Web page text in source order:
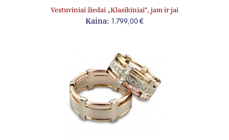
Vestuviniai žiedai „Klasikiniai“, jam ir jai
Kaina: 1.799,00 €